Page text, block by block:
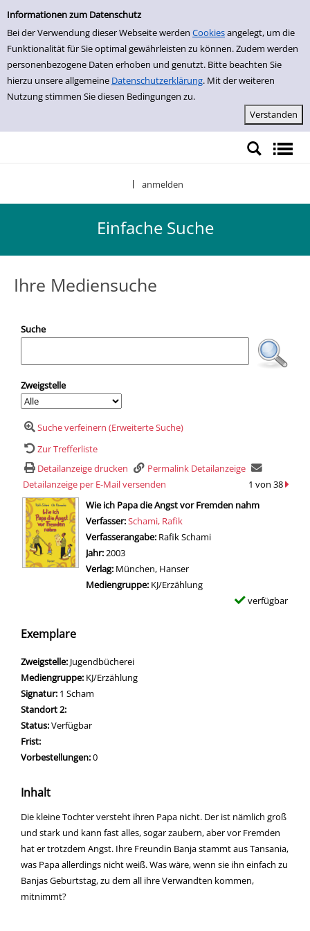
Einfache Suche
Informationen zum Datenschutz
Bei der Verwendung dieser Webseite werden Cookiesangelegt, um die
Funktionalität für Sie optimal gewährleisten zu können. Zudem werden
personenbezogene Daten erhoben und genutzt. Bitte beachten Sie
hierzu unsere allgemeine Datenschutzerklärung. Mit der weiteren
Nutzung stimmen Sie diesen Bedingungen zu.
Zur Detailanzeige springen
anmelden
Einfache Suche
Ihre Mediensuche
Suche
Zweigstelle
Suche verfeinern (Erweiterte Suche)
Zur Trefferliste
Detailanzeige drucken
Permalink Detailanzeige
Detailanzeige per E-Mail versenden
1 von 38zum
wird in neuem Tab geöffnet
Wie ich Papa die Angst vor Fremden nahm
Verfasser:Suche nach diesem Verfasser
Schami, Rafik
Verfasserangabe: Rafik Schami
Jahr: 2003
Verlag: München, Hanser
Mediengruppe: KJ/Erzählung
verfügbar
Exemplare
Zweigstelle: Jugendbücherei
Mediengruppe: KJ/Erzählung
Signatur: 1 Scham
Standort 2:
Status:Verfügbar
Frist:
Vorbestellungen:0
Inhalt
Die kleine Tochter versteht ihren Papa nicht. Der ist nämlich groß
und stark und kann fast alles, sogar zaubern, aber vor Fremden
hat er trotzdem Angst. Ihre Freundin Banja stammt aus Tansania,
was Papa allerdings nicht weiß. Was wäre, wenn sie ihn einfach zu
Banjas Geburtstag, zu dem all ihre Verwandten kommen,
mitnimmt?